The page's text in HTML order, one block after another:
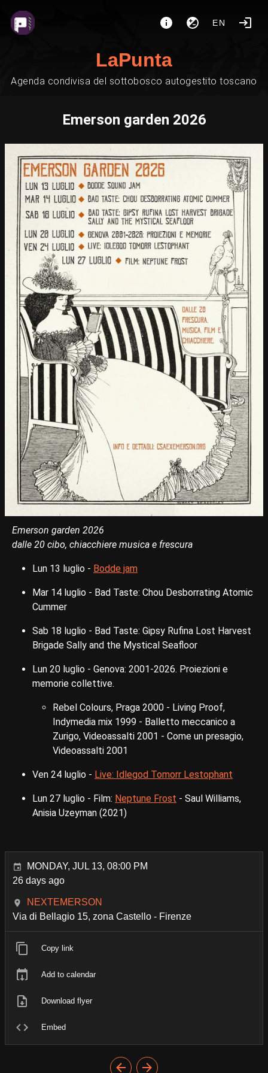
EN
LaPunta
Agenda condivisa del sottobosco autogestito toscano
Emerson garden 2026
Emerson garden 2026
dalle 20 cibo, chiacchiere musica e frescura
Lun 13 luglio - Bodde jam
Mar 14 luglio - Bad Taste: Chou Desborrating Atomic
Cummer
Sab 18 luglio - Bad Taste: Gipsy Rufina Lost Harvest
Brigade Sally and the Mystical Seafloor
Lun 20 luglio - Genova: 2001-2026. Proiezioni e
memorie collettive.
Rebel Colours, Praga 2000 - Living Proof,
Indymedia mix 1999 - Balletto meccanico a
Zurigo, Videoassalti 2001 - Come un presagio,
Videoassalti 2001
Ven 24 luglio - Live: Idlegod Tomorr Lestophant
Lun 27 luglio - Film: Neptune Frost - Saul Williams,
Anisia Uzeyman (2021)
MONDAY, JUL 13, 08:00 PM
26 days ago
NEXTEMERSON
Via di Bellagio 15, zona Castello - Firenze
Copy link
Add to calendar
Download flyer
Embed